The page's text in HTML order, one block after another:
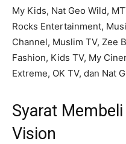
My Kids, Nat Geo Wild,
Rocks Entertainment,
Channel, Muslim TV, Zee
Fashion, Kids TV, My
Extreme, OK TV, dan Nat
Syarat
Vision